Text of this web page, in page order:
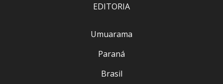
EDITORIA
Umuarama
Paraná
Brasil